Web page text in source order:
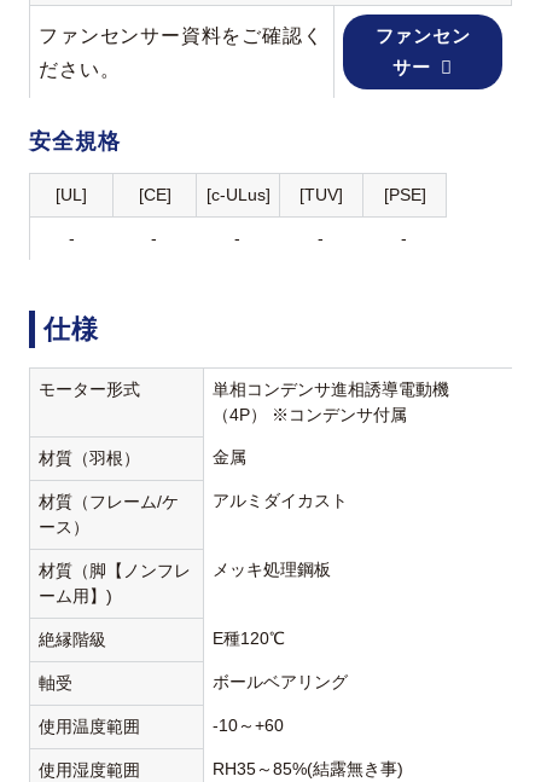
ファンセンサー資料をご確認く
ださい。
ファンセン
サー
安全規格
[UL] [CE] [c-ULus] [TUV] [PSE]
- - - - -
仕様
モーター形式
単相コンデンサ進相誘導電動機
（4P） ※コンデンサ付属
材質（羽根） 金属
材質（フレーム/ケ
ース）
アルミダイカスト
材質（脚【ノンフレ
ーム用】)
メッキ処理鋼板
絶縁階級 E種120℃
軸受 ボールベアリング
使用温度範囲 -10～+60
使用湿度範囲 RH35～85%(結露無き事)